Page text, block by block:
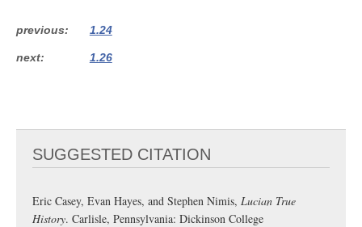
previous 1.24
next 1.26
SUGGESTED CITATION
Eric Casey, Evan Hayes, and Stephen Nimis, Lucian True
History. Carlisle, Pennsylvania: Dickinson College